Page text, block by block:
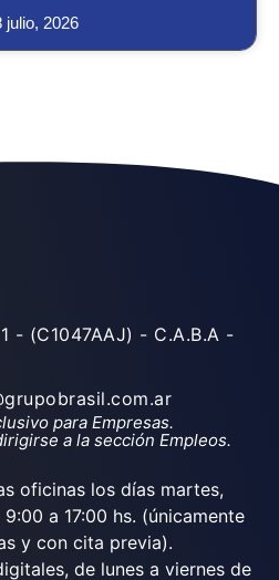
julio, 2026
- (C1047AAJ) - C.A.B.A -
para Empresas.
a la sección Empleos.
oficinas los días martes,
a 17:00 hs. (únicamente
y con cita previa).
de lunes a viernes de